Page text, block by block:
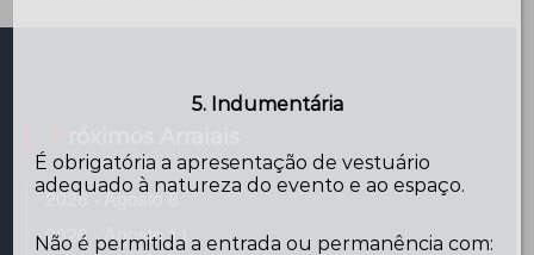
2026 - Agosto 8
2026 - Agosto 11
5. Indumentária
É obrigatória a apresentação de vestuário
adequado à natureza do evento e ao espaço.
Não é permitida a entrada ou permanência com: